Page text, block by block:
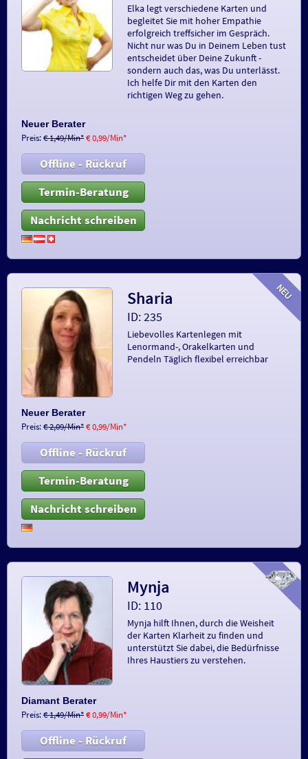
Elka legt verschiedene Karten und
begleitet Sie mit hoher Empathie
erfolgreich treffsicher im Gespräch.
Nicht nur was Du in Deinem Leben tust
entscheidet über Deine Zukunft -
sondern auch das, was Du unterlässt.
Ich helfe Dir mit den Karten den
richtigen Weg zu gehen.
Neuer Berater
Preis:€ 1,49/Min*€ 0,99/Min*
Offline - Rückruf
Termin-Beratung
Nachricht schreiben
Sharia
ID: 235
Liebevolles Kartenlegen mit
Lenormand-, Orakelkarten und
Pendeln Täglich flexibel erreichbar
Neuer Berater
Preis:€ 2,09/Min*€ 0,99/Min*
Offline - Rückruf
Termin-Beratung
Nachricht schreiben
Mynja
ID: 110
Mynja hilft Ihnen, durch die Weisheit
der Karten Klarheit zu finden und
unterstützt Sie dabei, die Bedürfnisse
Ihres Haustiers zu verstehen.
Diamant Berater
Preis:€ 1,49/Min*€ 0,99/Min*
Offline - Rückruf